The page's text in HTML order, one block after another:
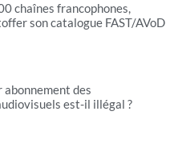
chaînes francophones,
son catalogue FAST/AVoD
des
est-il illégal ?